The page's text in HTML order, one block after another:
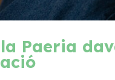
Paeria